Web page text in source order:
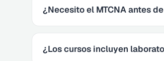
¿Necesito el MTCNA antes
¿Los cursos incluyen